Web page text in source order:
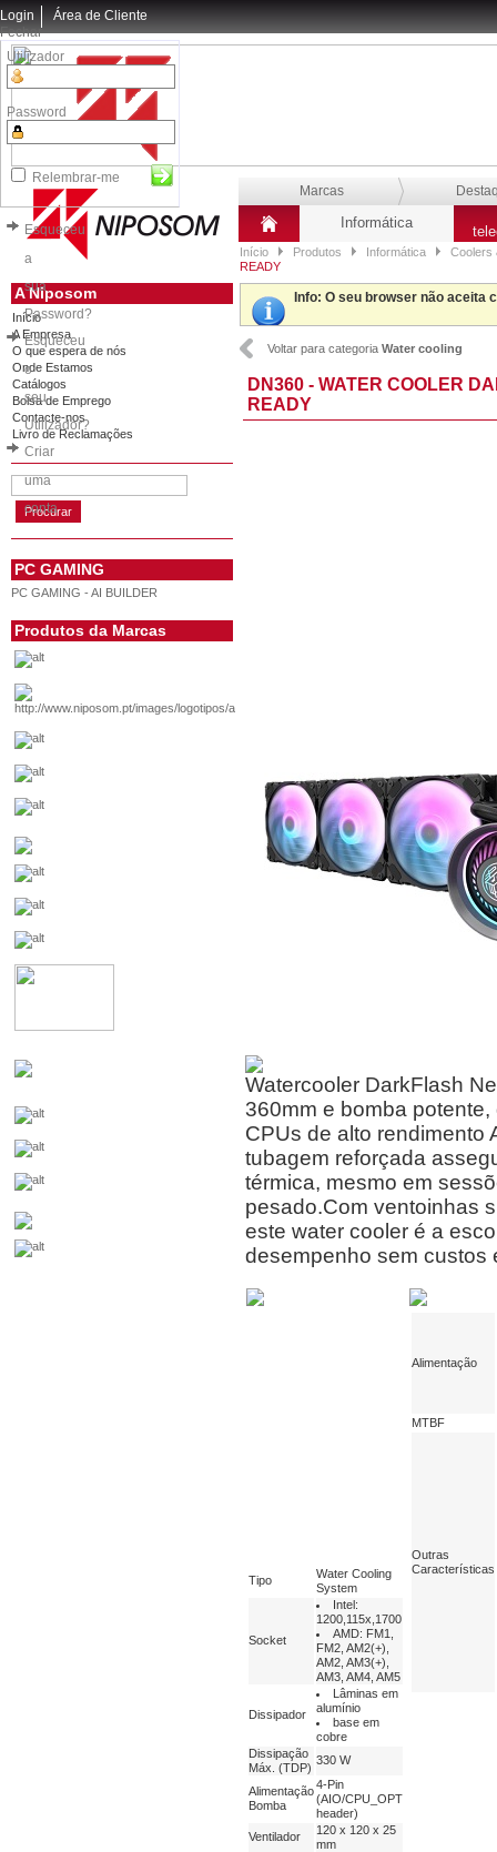
Login
Fechar
Utilizador
Password
Relembrar-me
Esqueceu
a
sua
Password?
Esqueceu
o
seu
Utilizador?
Criar
uma
conta
Área de Cliente
Marcas
Informática
Início Produtos Informática
Coolers
READY
A Niposom
Início
A Empresa
O que espera de nós
Onde Estamos
Catálogos
Bolsa de Emprego
Contacte-nos
Livro de Reclamações
PC GAMING
PC GAMING - AI BUILDER
Produtos da Marcas
Info: O seu browser não aceita
Voltar para categoria Water cooling
DN360 - WATER COOLER
READY
Watercooler DarkFlash
360mm e bomba
CPUs de alto rendimento
tubagem reforçada
térmica, mesmo em
pesado.Com ventoinhas
este water cooler é a
desempenho sem custos
Tipo
Water Cooling
System
Socket
Intel:
1200,115x,1700
AMD: FM1,
FM2, AM2(+),
AM2, AM3(+),
AM3, AM4, AM5
Dissipador
Lâminas em
alumínio
base em
cobre
Dissipação
Máx. (TDP)
330 W
Alimentação
Bomba
4-Pin
(AIO/CPU_OPT
header)
Ventilador
120 x 120 x 25
mm
Alimentação
MTBF
Outras
Características